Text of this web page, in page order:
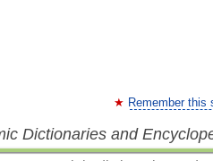
Remember this
Dictionaries and